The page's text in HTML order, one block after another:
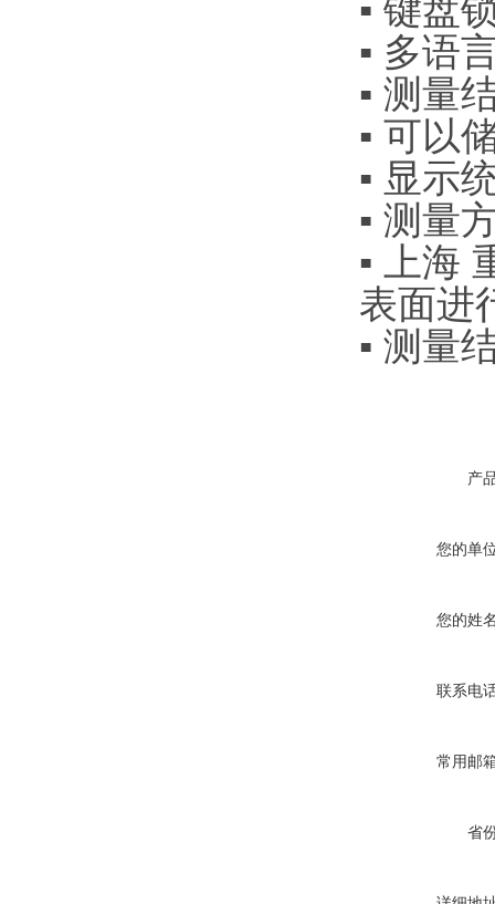
▪ 键盘
▪ 多语
▪ 测量
▪ 可以
▪ 显示
▪ 测量
▪ 上海
表面进
▪ 测量
产
您的单
您的姓
联系电
常用邮
省